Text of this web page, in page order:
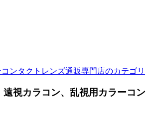
ンタクトレンズ通販専門店のカテゴリ
視カラコン、乱視用カラーコン